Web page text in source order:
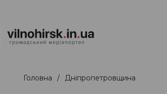
Головна Дніпропетровщина